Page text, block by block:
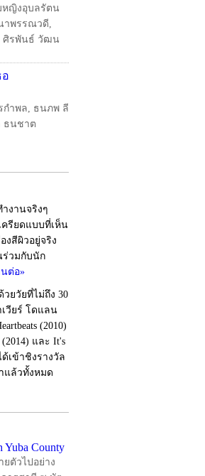
หญิงอุบลรัตน
พรรณวดี,
ศิรพันธ์ วัฒน
อ
ำพล, ธนภพ ลี
ธนชาต
งานจริงๆ
ครียดแบบที่เห็น
งสีผิวอยู่จริง
ร่วมกับนัก
ต่อ»
วยวัยที่ไม่ถึง 30
วียร์ โดแลน
(2010)
(2014) และ It's
ด้เข้าชิงรางวัล
แล้วทั้งหมด
Yuba County
ยตัวไปอย่าง